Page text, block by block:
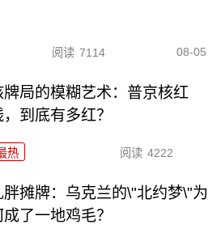
阅读 7114 08-05
牌局的模糊艺术：普京核红
，到底有多红？
热 阅读 4222
胖摊牌：乌克兰的\"北约梦\"为
成了一地鸡毛？